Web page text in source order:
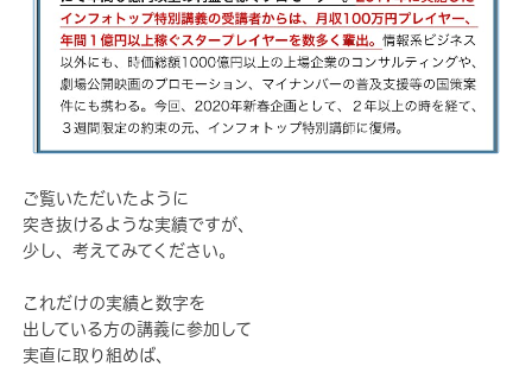
ご覧いただいたように
突き抜けるような実績ですが、
少し、考えてみてください。
これだけの実績と数字を
出している方の講義に参加して
実直に取り組めば、